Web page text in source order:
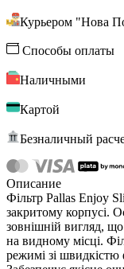
Курьером "Нова
Способы оплаты
Наличными
Картой
Безналичный
Описание
Фільтр Pallas Enjoy
закритому корпусі.
зовнішній вигляд,
на видному місці.
режимі зі швидкістю